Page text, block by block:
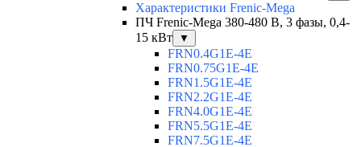
Характеристики Frenic-Mega
ПЧ Frenic-Mega 380-480 В, 3 фазы, 0,4-
15 кВт
▼
FRN0.4G1E-4E
FRN0.75G1E-4E
FRN1.5G1E-4E
FRN2.2G1E-4E
FRN4.0G1E-4E
FRN5.5G1E-4E
FRN7.5G1E-4E